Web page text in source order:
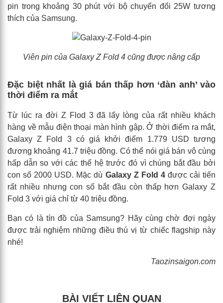
pin trong khoảng 30 phút với bộ chuyển đổi 25W tương
thích của Samsung.
Viên pin của Galaxy Z Fold 4 cũng được nâng cấp
Đặc biệt nhất là giá bán thấp hơn ‘đàn anh’ vào
thời điểm ra mắt
Từ lúc ra đời Z Flod 3 đã lấy lòng của rất nhiều khách
hàng về mẫu điện thoại màn hình gập. Ở thời điểm ra mắt,
Galaxy Z Fold 3 có giá khởi điểm 1.779 USD tương
đương khoảng 41.7 triệu đồng. Có thể nói giá bán vô cùng
hấp dẫn so với các thể hệ trước đó vì chúng bắt đầu bởi
con số 2000 USD. Mặc dù Galaxy Z Fold 4được cải tiến
rất nhiều nhưng con số bắt đầu còn thấp hơn Galaxy Z
Fold 3 với giá chỉ từ 40 triệu đồng.
Bạn có là tín đồ của Samsung? Hãy cùng chờ đợi ngày
được trải nghiệm những điều thú vị từ chiếc flagship này
nhé!
Taozinsaigon.com
BÀI VIẾT LIÊN QUAN